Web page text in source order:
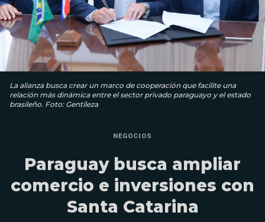
La alianza busca crear un marco de cooperación que facilite una
relación más dinámica entre el sector privado paraguayo y el estado
brasileño. Foto: Gentileza
NEGOCIOS
Paraguay busca ampliar
comercio e inversiones con
Santa Catarina